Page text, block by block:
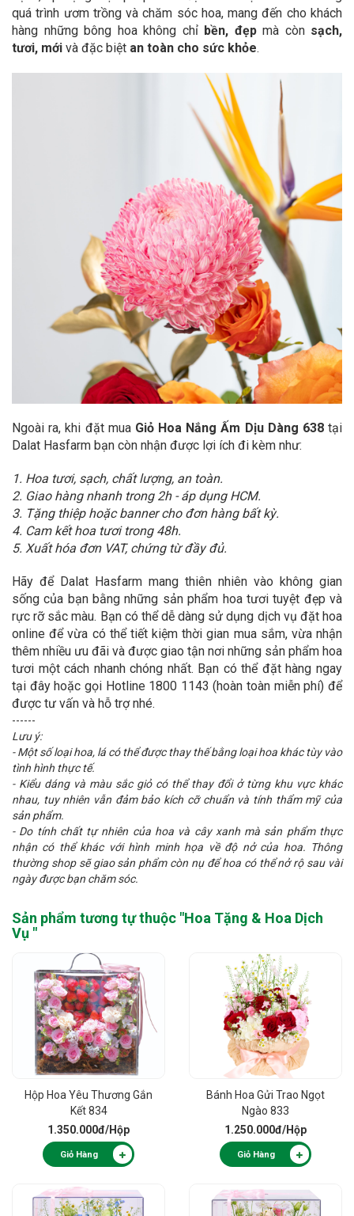
quá trình ươm trồng và chăm sóc hoa, mang đến cho khách
hàng những bông hoa không chỉ bền, đẹpmà còn sạch,
tươi, mới và đặc biệt an toàn cho sức khỏe.
Ngoài ra, khi đặt mua Giỏ Hoa Nắng Ấm Dịu Dàng 638tại
Dalat Hasfarm bạn còn nhận được lợi ích đi kèm như:
1. Hoa tươi, sạch, chất lượng, an toàn.
2. Giao hàng nhanh trong 2h - áp dụng HCM.
3. Tặng thiệp hoặc banner cho đơn hàng bất kỳ.
4. Cam kết hoa tươi trong 48h.
5. Xuất hóa đơn VAT, chứng từ đầy đủ.
Hãy để Dalat Hasfarm mang thiên nhiên vào không gian
sống của bạn bằng những sản phẩm hoa tươi tuyệt đẹp và
rực rỡ sắc màu. Bạn có thể dễ dàng sử dụng dịch vụ đặt hoa
online để vừa có thể tiết kiệm thời gian mua sắm, vừa nhận
thêm nhiều ưu đãi và được giao tận nơi những sản phẩm hoa
tươi một cách nhanh chóng nhất. Bạn có thể đặt hàng ngay
tại đây hoặc gọi Hotline 1800 1143 (hoàn toàn miễn phí) để
được tư vấn và hỗ trợ nhé.
------
Lưu ý:
- Một số loại hoa, lá có thể được thay thế bằng loại hoa khác tùy vào
tình hình thực tế.
- Kiểu dáng và màu sắc giỏ có thể thay đổi ở từng khu vực khác
nhau, tuy nhiên vẫn đảm bảo kích cỡ chuẩn và tính thẩm mỹ của
sản phẩm.
- Do tính chất tự nhiên của hoa và cây xanh mà sản phẩm thực
nhận có thể khác với hình minh họa về độ nở của hoa. Thông
thường shop sẽ giao sản phẩm còn nụ để hoa có thể nở rộ sau vài
ngày được bạn chăm sóc.
Sản phẩm tương tự thuộc "Hoa Tặng & Hoa Dịch
Vụ "
Hộp Hoa Yêu Thương Gắn
Kết 834
1.350.000đ/Hộp
Giỏ Hàng
Bánh Hoa Gửi Trao Ngọt
Ngào 833
1.250.000đ/Hộp
Giỏ Hàng